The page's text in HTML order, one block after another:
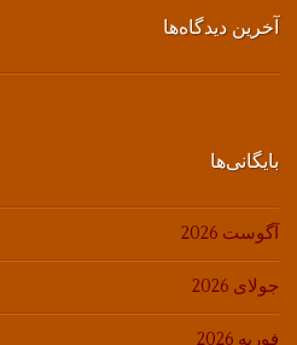
آخرین دیدگاه‌ها
بایگانی‌ها
آگوست 2026
جولای 2026
فوریه 2026